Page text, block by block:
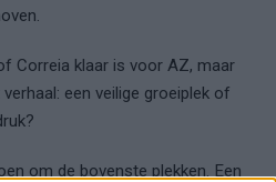
Correia klaar is voor AZ, maar
een veilige groeiplek of
om de bovenste plekken. Een